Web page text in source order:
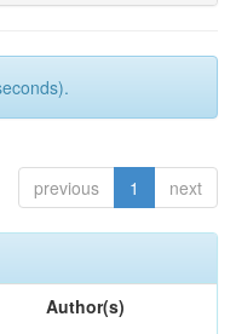
previous 1 next
Author(s)